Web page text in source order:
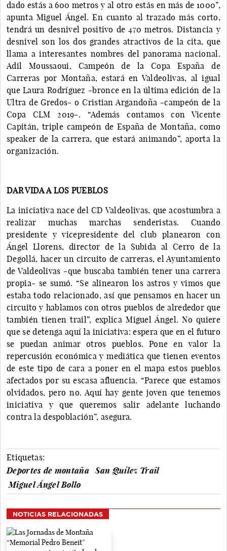
dado estás a 600 metros y al otro estás en más de 1000”,
apunta Miguel Ángel. En cuanto al trazado más corto,
tendrá un desnivel positivo de 470 metros. Distancia y
desnivel son los dos grandes atractivos de la cita, que
llama a interesantes nombres del panorama nacional.
Adil Moussaoui, Campeón de la Copa España de
Carreras por Montaña, estará en Valdeolivas, al igual
que Laura Rodríguez -bronce en la última edición de la
Ultra de Gredos- o Cristian Argandoña -campeón de la
Copa CLM 2019-. “Además contamos con Vicente
Capitán, triple campeón de España de Montaña, como
speaker de la carrera, que estará animando”, aporta la
organización.
DAR VIDA A LOS PUEBLOS
La iniciativa nace del CD Valdeolivas, que acostumbra a
realizar muchas marchas senderistas. Cuando
presidente y vicepresidente del club planearon con
Ángel Llorens, director de la Subida al Cerro de la
Degollá, hacer un circuito de carreras, el Ayuntamiento
de Valdeolivas -que buscaba también tener una carrera
propia- se sumó. “Se alinearon los astros y vimos que
estaba todo relacionado, así que pensamos en hacer un
circuito y hablamos con otros pueblos de alrededor que
también tienen trail”, explica Miguel Ángel. No quiere
que se detenga aquí la iniciativa: espera que en el futuro
se puedan animar otros pueblos. Pone en valor la
repercusión económica y mediática que tienen eventos
de este tipo de cara a poner en el mapa estos pueblos
afectados por su escasa afluencia. “Parece que estamos
olvidados, pero no. Aquí hay gente joven que tenemos
iniciativa y que queremos salir adelante luchando
contra la despoblación”, asegura.
Etiquetas:
Deportes de montaña
San Quílez Trail
Miguel Ángel Bollo
NOTICIAS RELACIONADAS